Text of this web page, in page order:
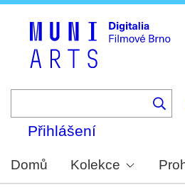
Přihlášení
Domů Kolekce